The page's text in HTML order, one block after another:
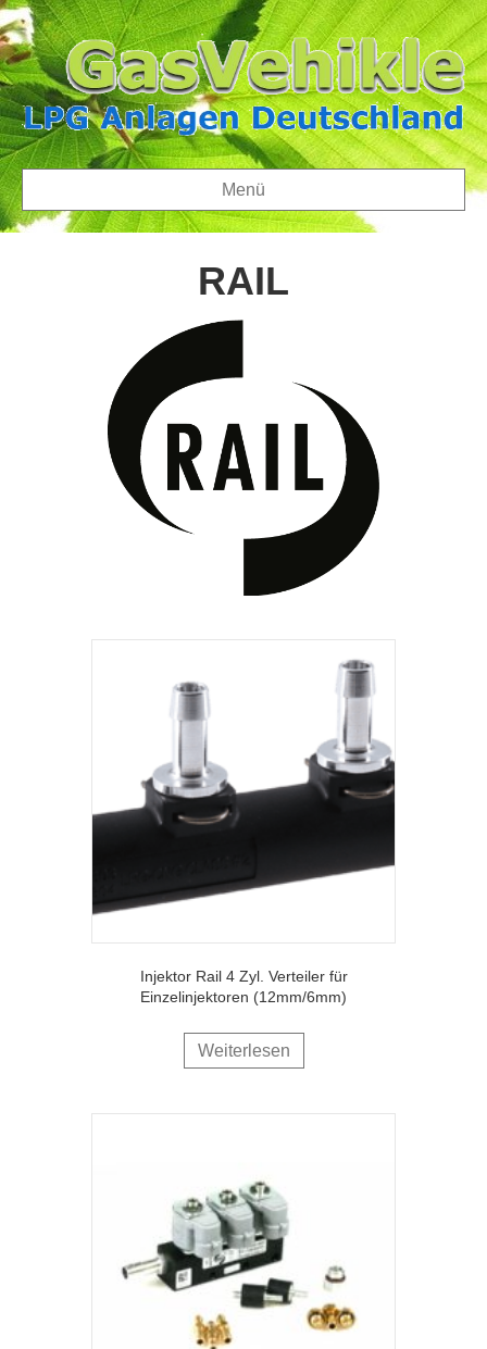
Menü
RAIL
Injektor Rail 4 Zyl. Verteiler für
Einzelinjektoren (12mm/6mm)
Weiterlesen